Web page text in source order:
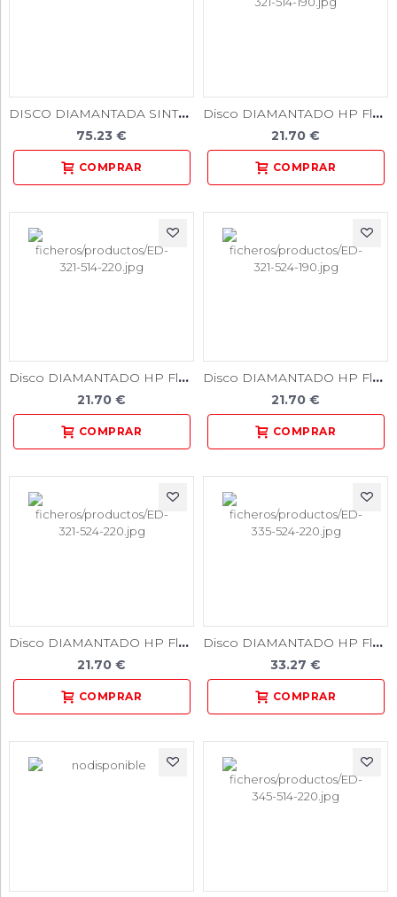
DISCO DIAMANTADA SINTER HP Estándar
75.23 €
Disco DIAMANTADO HP Flex / Unidad
21.70 €
Disco DIAMANTADO HP Flex / Unidad
21.70 €
Disco DIAMANTADO HP Flex / Unidad
21.70 €
Disco DIAMANTADO HP Flex / Unidad
21.70 €
Disco DIAMANTADO HP Flex / Unidad
33.27 €